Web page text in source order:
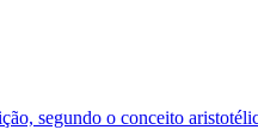
segundo o conceito